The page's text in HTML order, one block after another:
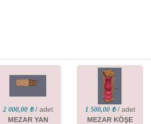
2 000,00 ₺ / adet
MEZAR YAN
1 500,00 ₺ / adet
MEZAR KÖŞE